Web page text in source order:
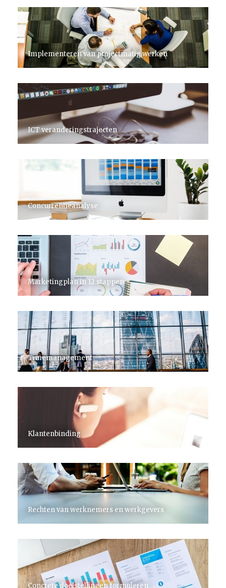
Implementeren van projectmatig werken
ICT veranderingstrajecten
Concurrentieanalyse
Marketingplan in 12 stappen
Timemanagement
Klantenbinding
Rechten van werknemers en werkgevers
Concrete doelstellingen formuleren